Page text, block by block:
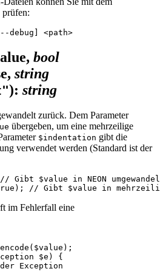
prüfen:
bool
string
): string
zurück. Dem Parameter
übergeben, um eine mehrzeilige
$indentation gibt die
verwendet werden (Standard ist der
Gibt $value in NEON
im Fehlerfall eine
$e) {